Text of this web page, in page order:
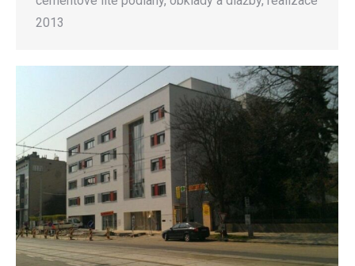
2013